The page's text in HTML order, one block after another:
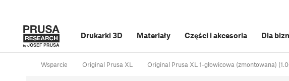
Drukarki 3D Materiały Części i akcesoria Dla
Wsparcie Original Prusa XL Original Prusa XL 1-głowicowa (zmontowana)